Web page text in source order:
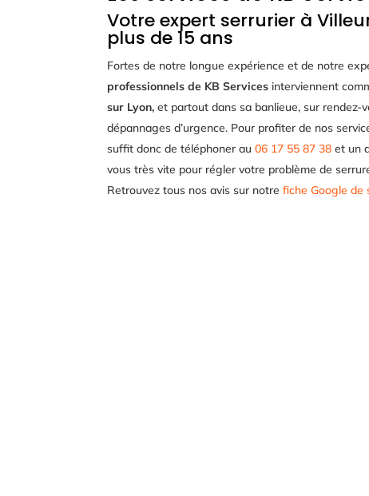
Votre expert serrurier à
plus de 15 ans
Fortes de notre longue expérience et de notre
professionnels de KB Services interviennent
sur Lyon,et partout dans sa banlieue, sur rendez-
dépannages d’urgence. Pour profiter de nos
suffit donc de téléphoner au06 17 55 87 38 et un
vous très vite pour régler votre problème de
Retrouvez tous nos avis sur notrefiche Google de